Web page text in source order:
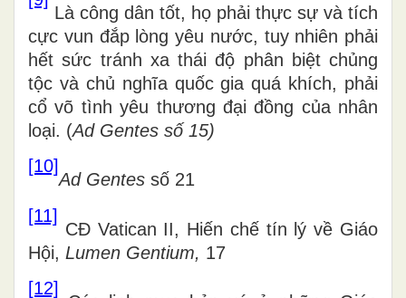
Là công dân tốt, họ phải thực sự và tích
cực vun đắp lòng yêu nước, tuy nhiên phải
hết sức tránh xa thái độ phân biệt chủng
tộc và chủ nghĩa quốc gia quá khích, phải
cổ võ tình yêu thương đại đồng của nhân
loại. (Ad Gentes số 15)
[10]
Ad Gentes số 21
[11]
CĐ Vatican II, Hiến chế tín lý về Giáo
Hội, Lumen Gentium, 17
[12]